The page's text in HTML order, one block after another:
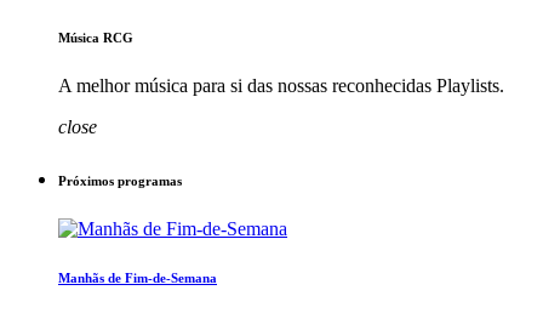
Música RCG
A melhor música para si das nossas reconhecidas Playlists.
close
Próximos programas
Manhãs de Fim-de-Semana